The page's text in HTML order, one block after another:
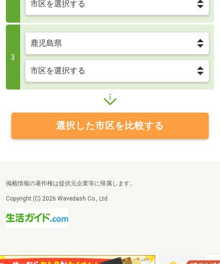
3
選択した市区を比較する
掲載情報の著作権は提供元企業等に帰属します。
Copyright:(C) 2026 Wavedash Co., Ltd.